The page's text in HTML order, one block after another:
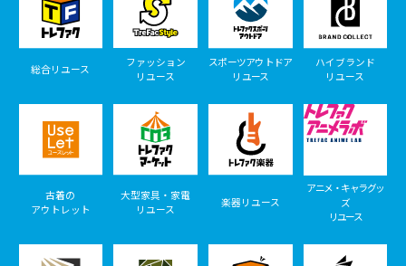
総合リユース
ファッション
リユース
スポーツアウトドア
リユース
ハイブランド
リユース
古着の
アウトレット
大型家具・家電
リユース
楽器リユース
アニメ・キャラグッ
ズ
リユース